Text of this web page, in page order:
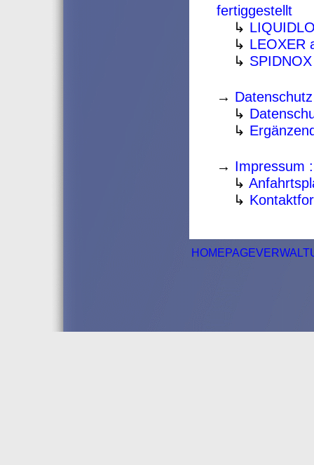
fertiggestellt
↳
↳ LEOXER
↳
→
↳
↳
→ Impressum :
↳
↳